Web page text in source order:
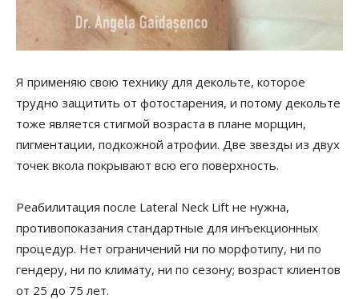
Я применяю свою технику для декольте, которое
трудно защитить от фотостарения, и потому декольте
тоже является стигмой возраста в плане морщин,
пигментации, подкожной атрофии. Две звезды из двух
точек вкола покрывают всю его поверхность.
Реабилитация после Lateral Neck Lift не нужна,
противопоказания стандартные для инъекционных
процедур. Нет ограничений ни по морфотипу, ни по
гендеру, ни по климату, ни по сезону; возраст клиентов
от 25 до 75 лет.